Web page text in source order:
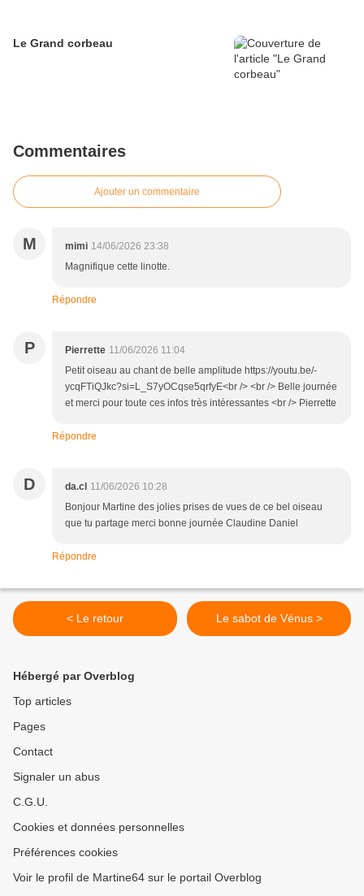
Le Grand corbeau
Commentaires
Ajouter un commentaire
M mimi 14/06/2026 23:38
Magnifique cette linotte.
Répondre
P Pierrette 11/06/2026 11:04
Petit oiseau au chant de belle amplitude https://youtu.be/-
ycqFTiQJkc?si=L_S7yOCqse5qrfyE<br /> <br /> Belle journée
et merci pour toute ces infos très intéressantes <br /> Pierrette
Répondre
D da.cl 11/06/2026 10:28
Bonjour Martine des jolies prises de vues de ce bel oiseau
que tu partage merci bonne journée Claudine Daniel
Répondre
< Le retour Le sabot de Vénus >
Hébergé par Overblog
Top articles
Pages
Contact
Signaler un abus
C.G.U.
Cookies et données personnelles
Préférences cookies
Voir le profil de Martine64 sur le portail Overblog